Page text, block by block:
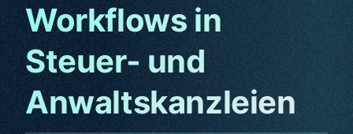
Workflows in
Steuer- und
Anwaltskanzleien